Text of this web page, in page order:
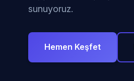
sunuyoruz.
Hemen Keşfet